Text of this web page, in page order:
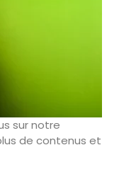
sur notre
de contenus et